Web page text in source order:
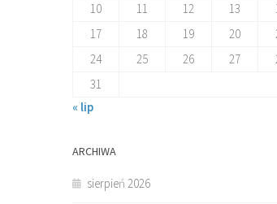
10
11 12 13
17
18 19 20
24
25 26 27
31
« lip
ARCHIWA
sierpień 2026